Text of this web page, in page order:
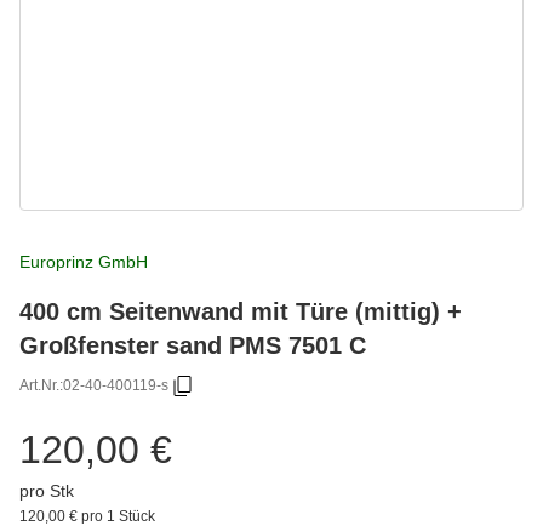
Europrinz GmbH
400 cm Seitenwand mit Türe (mittig) +
Großfenster sand PMS 7501 C
Art.Nr.:02-40-400119-s
120,00 €
pro Stk
120,00 € pro 1 Stück